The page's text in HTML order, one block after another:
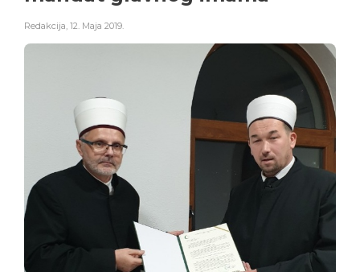
Redakcija, 12. Maja 2019.